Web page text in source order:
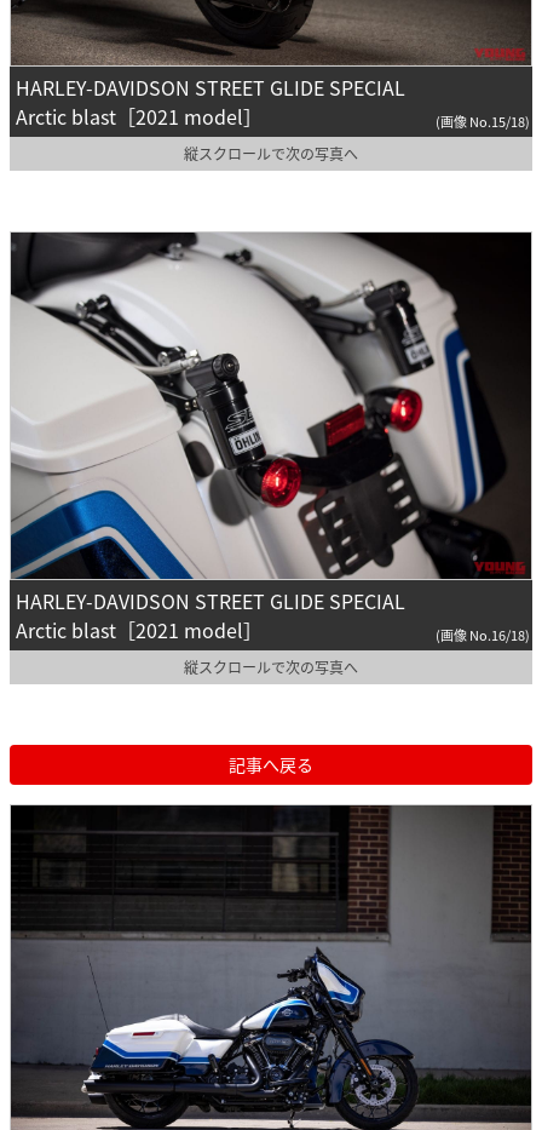
HARLEY-DAVIDSON STREET GLIDE SPECIAL
Arctic blast［2021 model］
(画像 No.15/18)
縦スクロールで次の写真へ
HARLEY-DAVIDSON STREET GLIDE SPECIAL
Arctic blast［2021 model］
(画像 No.16/18)
縦スクロールで次の写真へ
記事へ戻る